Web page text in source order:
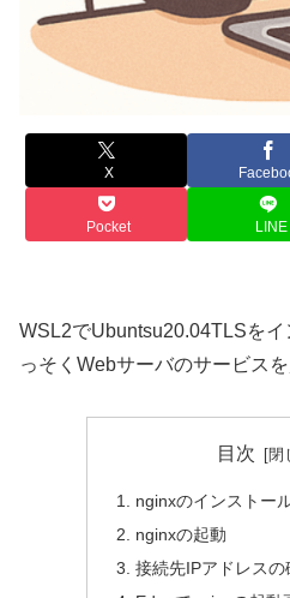
X
Pocket LINE
WSL2でUbuntsu20.04TLSを
っそくWebサーバのサービスを
目次
nginxのインストー
nginxの起動
接続先IPアドレスの